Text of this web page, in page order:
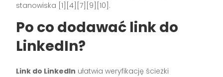
stanowiska [1][4][7][9][10].
Po co dodawać link do
LinkedIn?
Link do LinkedIn ułatwia weryfikację ścieżki